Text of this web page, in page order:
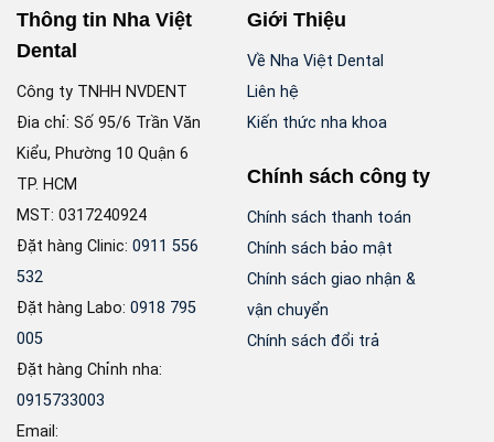
Thông tin Nha Việt
Dental
Công ty TNHH NVDENT
Đia chỉ: Số 95/6 Trần Văn
Kiểu, Phường 10 Quận 6
TP. HCM
MST: 0317240924
Đặt hàng Clinic: 0911 556
532
Đặt hàng Labo: 0918 795
005
Đặt hàng Chỉnh nha:
0915733003
Email:
Giới Thiệu
Về Nha Việt Dental
Liên hệ
Kiến thức nha khoa
Chính sách công ty
Chính sách thanh toán
Chính sách bảo mật
Chính sách giao nhận &
vận chuyển
Chính sách đổi trả